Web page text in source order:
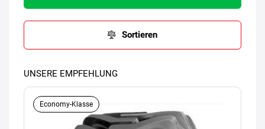
Sortieren
UNSERE EMPFEHLUNG
Economy-Klasse